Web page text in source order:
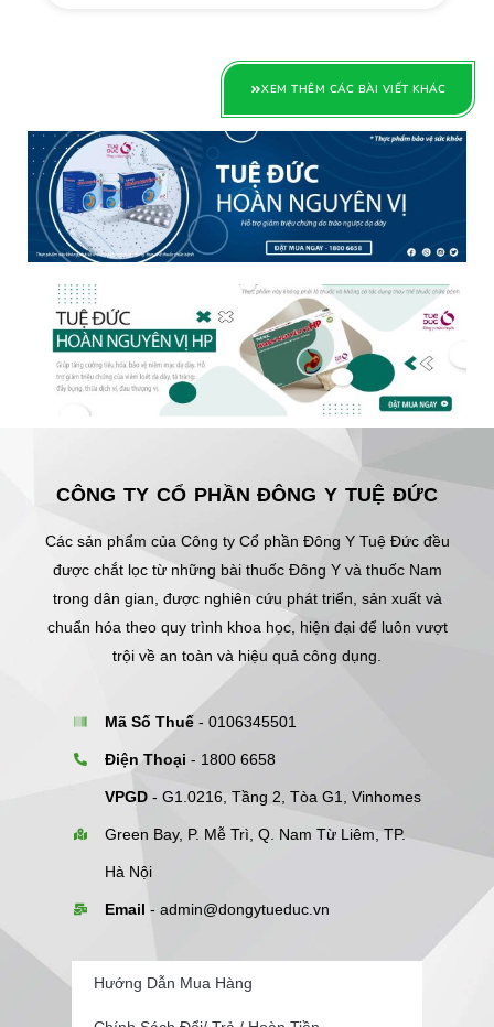
XEM THÊM CÁC BÀI VIẾT KHÁC
CÔNG TY CỔ PHẦN ĐÔNG Y TUỆ ĐỨC
Các sản phẩm của Công ty Cổ phần Đông Y Tuệ Đức đều
được chắt lọc từ những bài thuốc Đông Y và thuốc Nam
trong dân gian, được nghiên cứu phát triển, sản xuất và
chuẩn hóa theo quy trình khoa học, hiện đại để luôn vượt
trội về an toàn và hiệu quả công dụng.
Mã Số Thuế - 0106345501
Điện Thoại - 1800 6658
VPGD - G1.0216, Tầng 2, Tòa G1, Vinhomes
Green Bay, P. Mễ Trì, Q. Nam Từ Liêm, TP.
Hà Nội
Email - admin@dongytueduc.vn
Hướng Dẫn Mua Hàng